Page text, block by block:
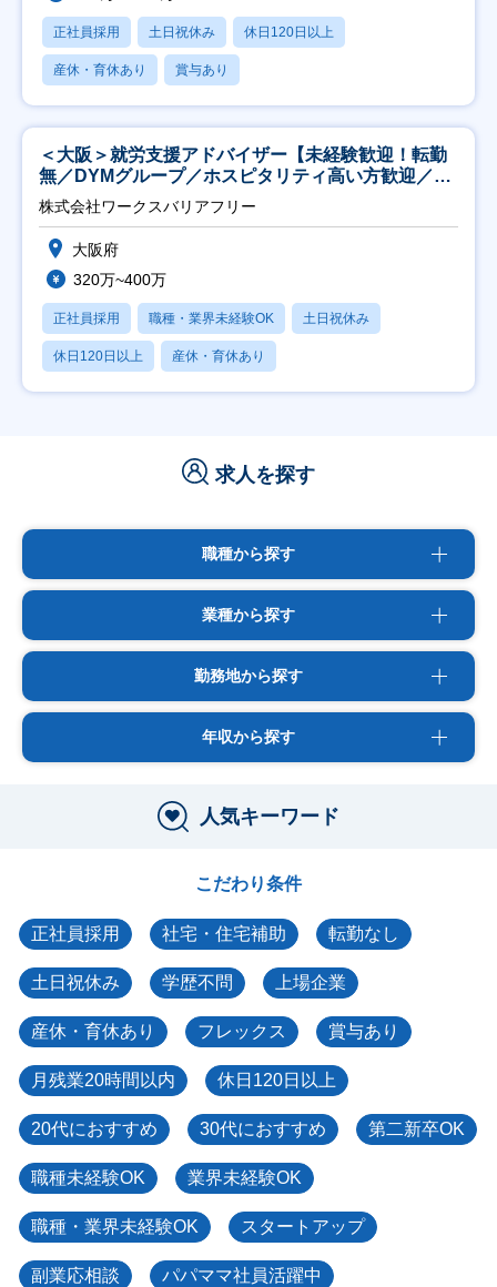
正社員採用 土日祝休み 休日120日以上
産休・育休あり 賞与あり
＜大阪＞就労支援アドバイザー【未経験歓迎！転勤
無／DYMグループ／ホスピタリティ高い方歓迎／土
日祝】
株式会社ワークスバリアフリー
大阪府
320万~400万
正社員採用 職種・業界未経験OK 土日祝休み
休日120日以上 産休・育休あり
求人を探す
職種から探す
業種から探す
勤務地から探す
年収から探す
人気キーワード
こだわり条件
正社員採用 社宅・住宅補助 転勤なし
土日祝休み 学歴不問 上場企業
産休・育休あり フレックス 賞与あり
月残業20時間以内 休日120日以上
20代におすすめ 30代におすすめ 第二新卒OK
職種未経験OK 業界未経験OK
職種・業界未経験OK スタートアップ
副業応相談 パパママ社員活躍中